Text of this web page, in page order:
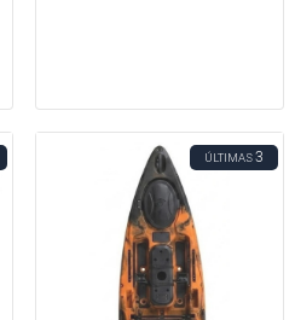
ÚLTIMAS3